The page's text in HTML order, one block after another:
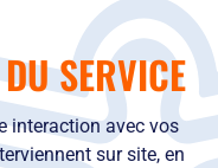
maximale
SERVICE
interaction avec vos
sur site, en